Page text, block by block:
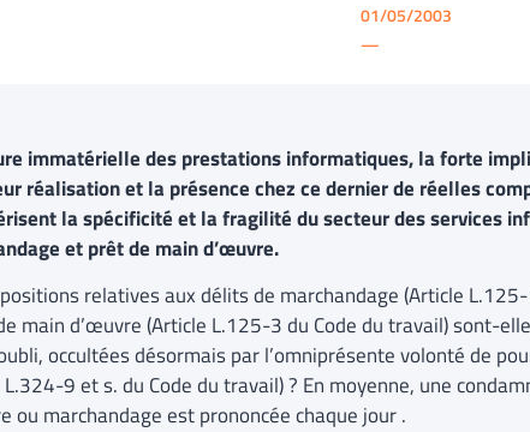
01/05/2003
—
immatérielle des prestations informatiques, la forte
réalisation et la présence chez ce dernier de réelles
la spécificité et la fragilité du secteur des services
et prêt de main d’œuvre.
relatives aux délits de marchandage (Article
main d’œuvre (Article L.125-3 du Code du travail) sont-
occultées désormais par l’omniprésente volonté de
9 et s. du Code du travail) ? En moyenne, une
ou marchandage est prononcée chaque jour .